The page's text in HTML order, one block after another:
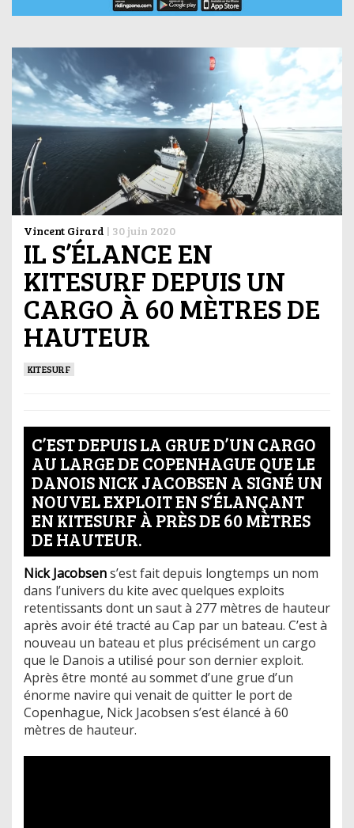
Vincent Girard | 30 juin 2020
IL S’ÉLANCE EN
KITESURF DEPUIS UN
CARGO À 60 MÈTRES DE
HAUTEUR
KITESURF
C’EST DEPUIS LA GRUE D’UN CARGO
AU LARGE DE COPENHAGUE QUE LE
DANOIS NICK JACOBSEN A SIGNÉ UN
NOUVEL EXPLOIT EN S’ÉLANÇANT
EN KITESURF À PRÈS DE 60 MÈTRES
DE HAUTEUR.
Nick Jacobsens’est fait depuis longtemps un nom
dans l’univers du kite avec quelques exploits
retentissants dont un saut à 277 mètres de hauteur
après avoir été tracté au Cap par un bateau. C’est à
nouveau un bateau et plus précisément un cargo
que le Danois a utilisé pour son dernier exploit.
Après être monté au sommet d’une grue d’un
énorme navire qui venait de quitter le port de
Copenhague, Nick Jacobsen s’est élancé à 60
mètres de hauteur.